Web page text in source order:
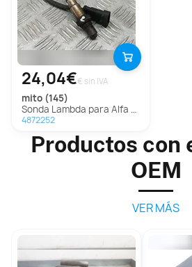
24,04€€ sin IVA
mito (145)
Sonda Lambda para Alfa Romeo Mito
4872252
Productos con
OEM
VER MÁS